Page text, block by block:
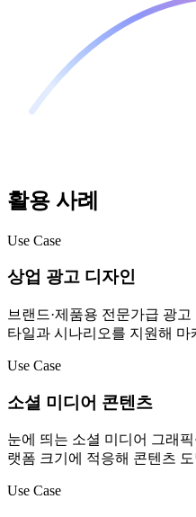
활용 사례
Use Case
상업 광고 디자인
브랜드·제품용 전문가급 광
타일과 시나리오를 지원해 마
Use Case
소셜 미디어 콘텐츠
눈에 띄는 소셜 미디어 그래
랫폼 크기에 적응해 콘텐츠
Use Case